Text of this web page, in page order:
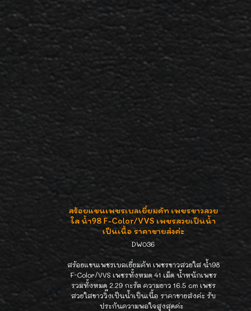
สร้อยแขนเพชรเบลเยี่ยมคัท เพชรขาวสวย
ใส น้ำ98 F-Color/VVS เพชรสวยเป็นน้ำ
เป็นเนื้อ ราคาขายส่งค่ะ
DW036
สร้อยแขนเพชรเบลเยี่ยมคัท เพชรขาวสวยใส น้ำ98
F-Color/VVS เพชรทั้งหมด 41 เม็ด น้ำหนักเพชร
รวมทั้งหมด 2.29 กะรัต ความยาว 16.5 cm เพชร
สวยใสขาววิ๊งเป็นน้ำเป็นเนื้อ ราคาขายส่งค่ะ รับ
ประกันความพอใจสูงสุดค่ะ